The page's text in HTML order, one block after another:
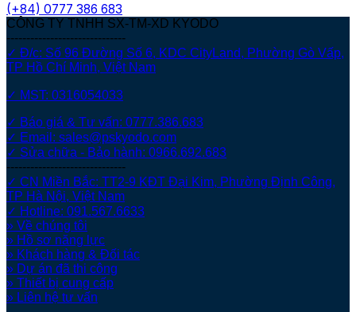
(+84) 0777 386 683
CÔNG TY TNHH SX-TM-XD KYODO
------------------------------
✓ Đ/c: Số 96 Đường Số 6, KDC CityLand, Phường Gò Vấp,
TP Hồ Chí Minh, Việt Nam
✓ MST: 0316054033
✓ Báo giá & Tư vấn: 0777.386.683
✓ Email: sales@pskyodo.com
✓ Sửa chữa - Bảo hành: 0966.692.683
------------------------------
✓ CN Miền Bắc: TT2-9 KĐT Đại Kim, Phường Định Công,
TP Hà Nội, Việt Nam
✓ Hotline: 091.567.6633
» Về chúng tôi
» Hồ sơ năng lực
» Khách hàng & Đối tác
» Dự án đã thi công
» Thiết bị cung cấp
» Liên hệ tư vấn